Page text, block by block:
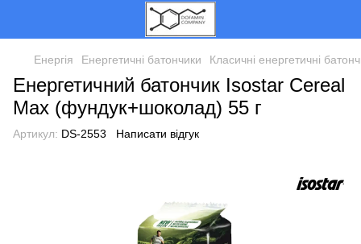
Енергія Енергетичні батончики Класичні енергетичні
Енергетичний батончик Isostar Cereal
Max (фундук+шоколад) 55 г
Артикул: DS-2553 Написати відгук